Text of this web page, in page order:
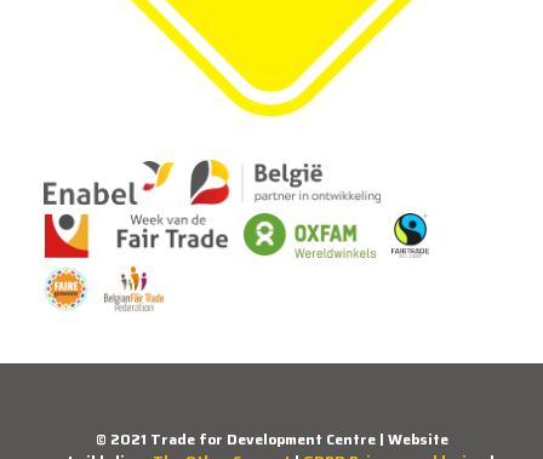
© 2021 Trade for Development Centre | Website